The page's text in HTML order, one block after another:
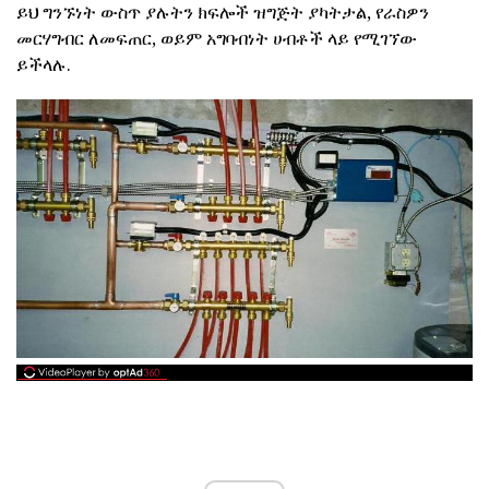
ይህ ግንኙነት ውስጥ ያሉትን ክፍሎች ዝግጅት ያካትታል, የራስዎን
መርሃግብር ለመፍጠር, ወይም አግባብነት ሀብቶች ላይ የሚገኘው
ይችላሉ.